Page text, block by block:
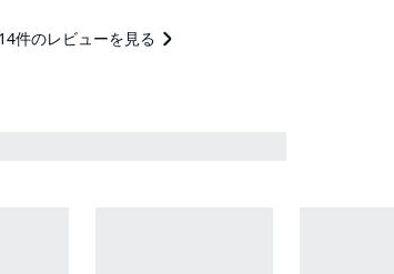
14件のレビューを見る